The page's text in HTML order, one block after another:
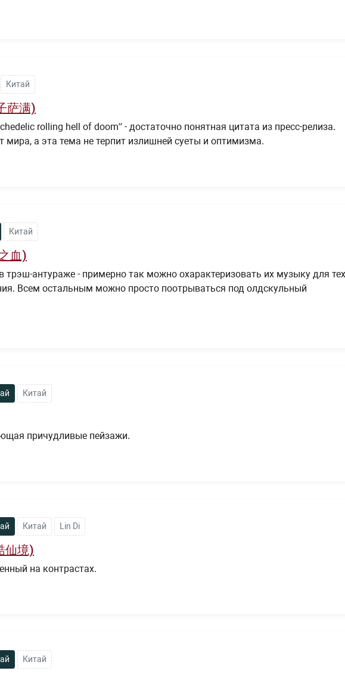
Китай
萨满)
rolling hell of doom” - достаточно понятная цитата из пресс-релиза.
мира, а эта тема не терпит излишней суеты и оптимизма.
Китай
血)
трэш-антураже - примерно так можно охарактеризовать их музыку для
Всем остальным можно просто поотрываться под олдскульный
Китай
причудливые пейзажи.
Китай Lin Di
仙境)
на контрастах.
Китай